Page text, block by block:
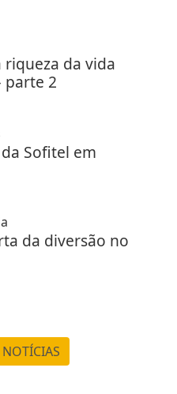
riqueza da vida
parte 2
Sofitel em
da diversão no